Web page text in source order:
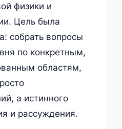
физики и
Цель была
собрать вопросы
по конкретным,
областям,
а истинного
и рассуждения.